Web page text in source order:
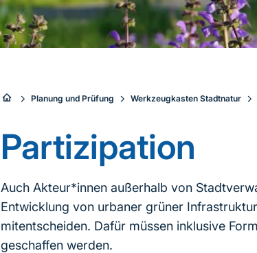
Sie
sind
hier:
Planung und Prüfung Werkzeugkasten Stadtnatur
Partizipation
Auch Akteur*innen außerhalb von
Entwicklung von urbaner grüner
mitentscheiden. Dafür müssen inklusive
geschaffen werden.